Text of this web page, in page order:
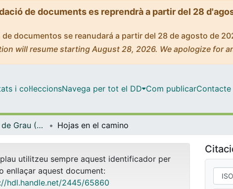
de documents es reprendrà a partir del 28
documentos se reanudará a partir del 28 de agosto de
will resume starting August 28, 2026. We apologize for
i col·leccionsNavega per tot el DD Com publicarContacte
Treballs Finals de Grau (TFG) - Belles Arts Hojas en el camino
utilitzeu sempre aquest identificador per
enllaçar aquest document:
hdl.handle.net/2445/65860